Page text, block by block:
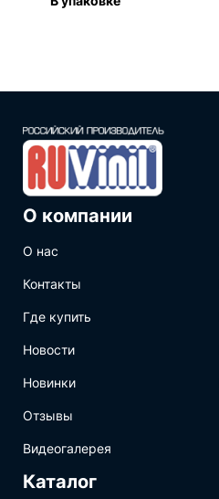
О компании
О нас
Контакты
Где купить
Новости
Новинки
Отзывы
Видеогалерея
Каталог